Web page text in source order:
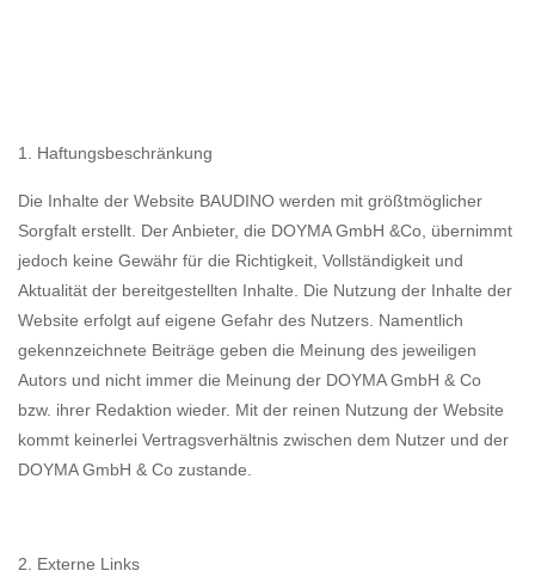
1. Haftungsbeschränkung
Die Inhalte der Website BAUDINO werden mit größtmöglicher
Sorgfalt erstellt. Der Anbieter, die DOYMA GmbH &Co, übernimmt
jedoch keine Gewähr für die Richtigkeit, Vollständigkeit und
Aktualität der bereitgestellten Inhalte. Die Nutzung der Inhalte der
Website erfolgt auf eigene Gefahr des Nutzers. Namentlich
gekennzeichnete Beiträge geben die Meinung des jeweiligen
Autors und nicht immer die Meinung der DOYMA GmbH & Co
bzw. ihrer Redaktion wieder. Mit der reinen Nutzung der Website
kommt keinerlei Vertragsverhältnis zwischen dem Nutzer und der
DOYMA GmbH & Co zustande.
2. Externe Links